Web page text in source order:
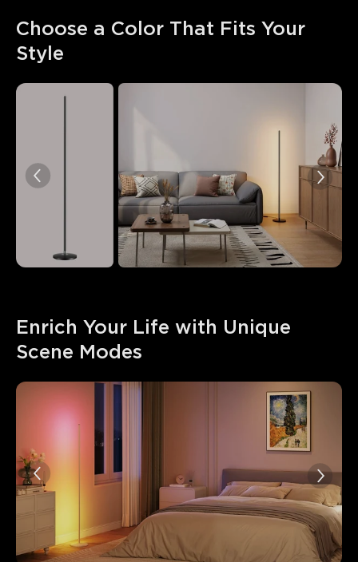
Choose a Color That Fits Your
Style
Enrich Your Life with Unique
Scene Modes